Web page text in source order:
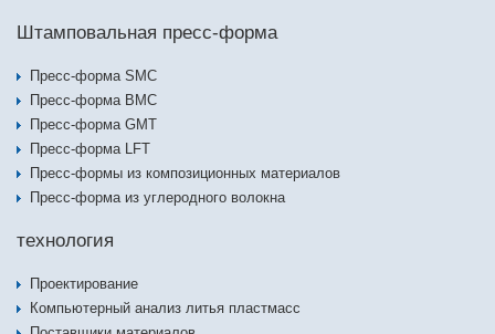
Штамповальная пресс-форма
Пресс-форма SMC
Пресс-форма BMC
Пресс-форма GMT
Пресс-форма LFT
Пресс-формы из композиционных материалов
Пресс-форма из углеродного волокна
технология
Проектирование
Компьютерный анализ литья пластмасс